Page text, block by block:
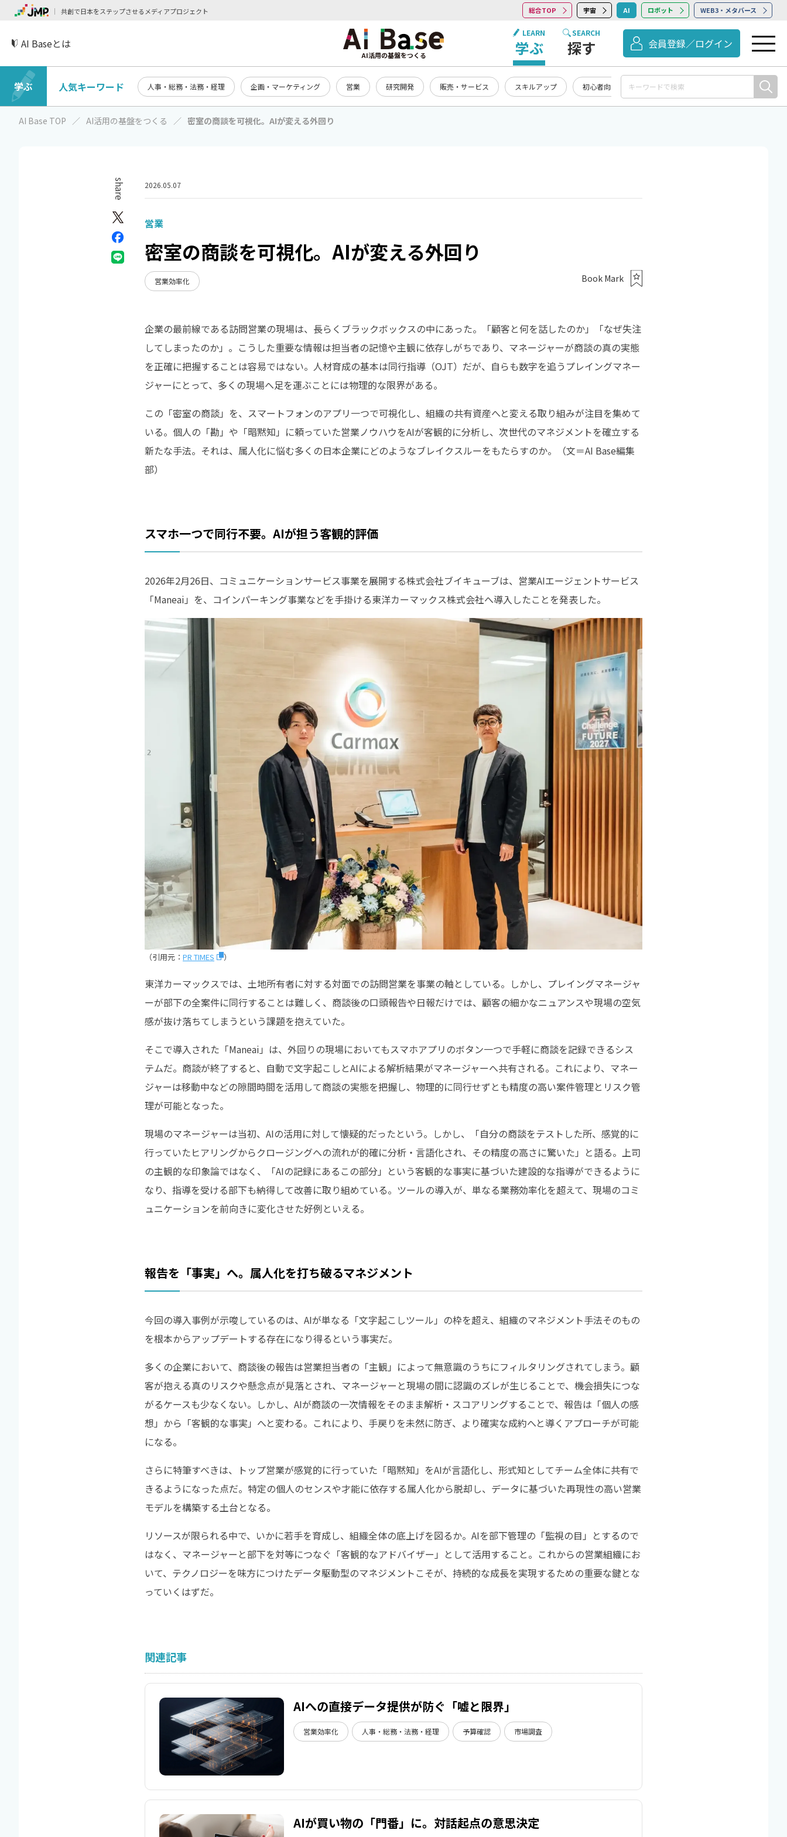
共創で日本をステップさせるメディアプロジェクト 総合TOP 宇宙 AI ロボット WEB3・メタバース
AI活用の基盤をつくる
AI Baseとは
LEARN
学ぶ
SEARCH
探す 会員登録／ログイン
学ぶ 人気キーワード 人事・総務・法務・経理 企画・マーケティング 営業 研究開発 販売・サービス スキルアップ 初心者向け 記事まとめ・お知らせ
AI Base TOP AI活用の基盤をつくる 密室の商談を可視化。AIが変える外回り
2026.05.07
営業
密室の商談を可視化。AIが変える外回り
営業効率化 Book Mark
企業の最前線である訪問営業の現場は、長らくブラックボックスの中にあった。「顧客と何を話したのか」「なぜ失注
してしまったのか」。こうした重要な情報は担当者の記憶や主観に依存しがちであり、マネージャーが商談の真の実態
を正確に把握することは容易ではない。人材育成の基本は同行指導（OJT）だが、自らも数字を追うプレイングマネー
ジャーにとって、多くの現場へ足を運ぶことには物理的な限界がある。
この「密室の商談」を、スマートフォンのアプリ一つで可視化し、組織の共有資産へと変える取り組みが注目を集めて
いる。個人の「勘」や「暗黙知」に頼っていた営業ノウハウをAIが客観的に分析し、次世代のマネジメントを確立する
新たな手法。それは、属人化に悩む多くの日本企業にどのようなブレイクスルーをもたらすのか。（文＝AI Base編集
部）
スマホ一つで同行不要。AIが担う客観的評価
2026年2月26日、コミュニケーションサービス事業を展開する株式会社ブイキューブは、営業AIエージェントサービス
「Maneai」を、コインパーキング事業などを手掛ける東洋カーマックス株式会社へ導入したことを発表した。
（引用元： PR TIMES ）
東洋カーマックスでは、土地所有者に対する対面での訪問営業を事業の軸としている。しかし、プレイングマネージャ
ーが部下の全案件に同行することは難しく、商談後の口頭報告や日報だけでは、顧客の細かなニュアンスや現場の空気
感が抜け落ちてしまうという課題を抱えていた。
そこで導入された「Maneai」は、外回りの現場においてもスマホアプリのボタン一つで手軽に商談を記録できるシス
テムだ。商談が終了すると、自動で文字起こしとAIによる解析結果がマネージャーへ共有される。これにより、マネー
ジャーは移動中などの隙間時間を活用して商談の実態を把握し、物理的に同行せずとも精度の高い案件管理とリスク管
理が可能となった。
現場のマネージャーは当初、AIの活用に対して懐疑的だったという。しかし、「自分の商談をテストした所、感覚的に
行っていたヒアリングからクロージングへの流れが的確に分析・言語化され、その精度の高さに驚いた」と語る。上司
の主観的な印象論ではなく、「AIの記録にあるこの部分」という客観的な事実に基づいた建設的な指導ができるように
なり、指導を受ける部下も納得して改善に取り組めている。ツールの導入が、単なる業務効率化を超えて、現場のコミ
ュニケーションを前向きに変化させた好例といえる。
報告を「事実」へ。属人化を打ち破るマネジメント
今回の導入事例が示唆しているのは、AIが単なる「文字起こしツール」の枠を超え、組織のマネジメント手法そのもの
を根本からアップデートする存在になり得るという事実だ。
多くの企業において、商談後の報告は営業担当者の「主観」によって無意識のうちにフィルタリングされてしまう。顧
客が抱える真のリスクや懸念点が見落とされ、マネージャーと現場の間に認識のズレが生じることで、機会損失につな
がるケースも少なくない。しかし、AIが商談の一次情報をそのまま解析・スコアリングすることで、報告は「個人の感
想」から「客観的な事実」へと変わる。これにより、手戻りを未然に防ぎ、より確実な成約へと導くアプローチが可能
になる。
さらに特筆すべきは、トップ営業が感覚的に行っていた「暗黙知」をAIが言語化し、形式知としてチーム全体に共有で
きるようになった点だ。特定の個人のセンスや才能に依存する属人化から脱却し、データに基づいた再現性の高い営業
モデルを構築する土台となる。
リソースが限られる中で、いかに若手を育成し、組織全体の底上げを図るか。AIを部下管理の「監視の目」とするので
はなく、マネージャーと部下を対等につなぐ「客観的なアドバイザー」として活用すること。これからの営業組織にお
いて、テクノロジーを味方につけたデータ駆動型のマネジメントこそが、持続的な成長を実現するための重要な鍵とな
っていくはずだ。
関連記事
AIへの直接データ提供が防ぐ「嘘と限界」
営業効率化 人事・総務・法務・経理 予算確認 市場調査
AIが買い物の「門番」に。対話起点の意思決定
share